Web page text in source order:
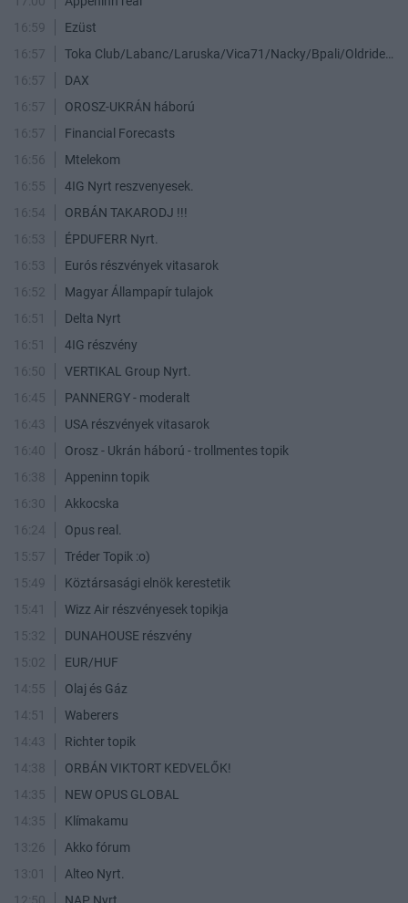
16:59
Ezüst
16:57
Toka Club/Labanc/Laruska/Vica71/Nacky/Bpali/Oldrider/Josefernando/Mcbull/Kawaszabi
16:57
DAX
16:57
OROSZ-UKRÁN háború
16:57
Financial Forecasts
16:56
Mtelekom
16:55
4IG Nyrt reszvenyesek.
16:54
ORBÁN TAKARODJ !!!
16:53
ÉPDUFERR Nyrt.
16:53
Eurós részvények vitasarok
16:52
Magyar Állampapír tulajok
16:51
Delta Nyrt
16:51
4IG részvény
16:50
VERTIKAL Group Nyrt.
16:45
PANNERGY - moderalt
16:43
USA részvények vitasarok
16:40
Orosz - Ukrán háború - trollmentes topik
16:38
Appeninn topik
16:30
Akkocska
16:24
Opus real.
15:57
Tréder Topik :o)
15:49
Köztársasági elnök kerestetik
15:41
Wizz Air részvényesek topikja
15:32
DUNAHOUSE részvény
15:02
EUR/HUF
14:55
Olaj és Gáz
14:51
Waberers
14:43
Richter topik
14:38
ORBÁN VIKTORT KEDVELŐK!
14:35
NEW OPUS GLOBAL
14:35
Klímakamu
13:26
Akko fórum
13:01
Alteo Nyrt.